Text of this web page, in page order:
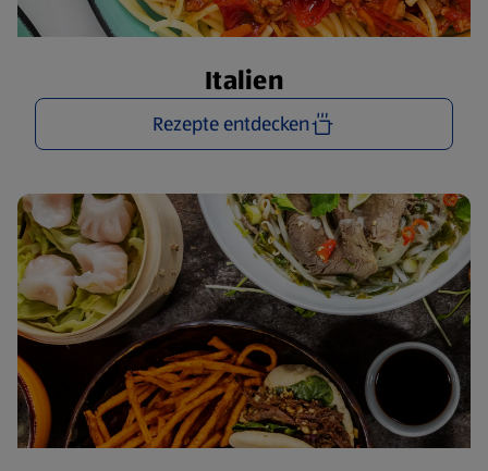
Italien
Rezepte entdecken